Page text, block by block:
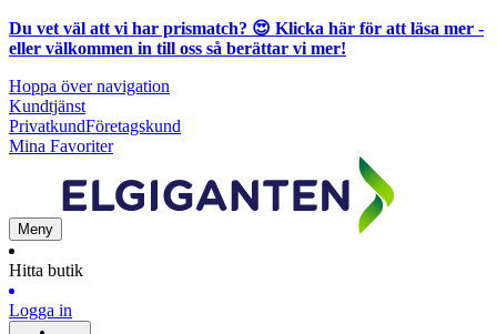
Du vet väl att vi har prismatch? 😍 Klicka här för att läsa mer -
eller välkommen in till oss så berättar vi mer!
Hoppa över navigation
Kundtjänst
PrivatkundFöretagskund
Mina Favoriter
Meny
Hitta butik
Logga in